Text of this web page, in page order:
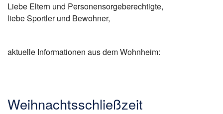
Liebe Eltern und Personensorgeberechtigte,
liebe Sportler und Bewohner,
aktuelle Informationen aus dem Wohnheim:
Weihnachtsschließzeit